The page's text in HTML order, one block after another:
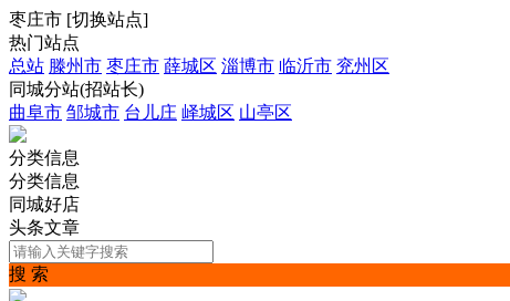
枣庄市 [切换站点]
热门站点
总站 滕州市 枣庄市 薛城区 淄博市 临沂市 兖州区
同城分站(招站长)
曲阜市 邹城市 台儿庄 峄城区 山亭区
分类信息
分类信息
同城好店
头条文章
搜 索